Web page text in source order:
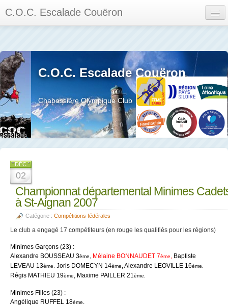
C.O.C. Escalade Couëron
Calendrier des événements et des compétitions
Les membres
Les séances
Privée
La salle et le mur
C.O.C. Escalade Couëron
Chabossière Olympique Club
DÉC
02
Championnat départemental Minimes
à St-Aignan 2007
Catégorie : Compétitions fédérales
Le club a engagé 17 compétiteurs (en rouge les qualifiés pour les régions)
Minimes Garçons (23) :
Alexandre BOUSSEAU 3ème, Mélaine BONNAUDET 7ème, Baptiste
LEVEAU 13ème, Joris DOMECYN 14ème, Alexandre LEOVILLE 16ème,
Régis MATHIEU 19ème, Maxime PAILLER 21ème.
Minimes Filles (23) :
Angélique RUFFEL 18ème.